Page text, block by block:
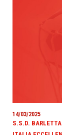
14/03/2025
S.S.D.